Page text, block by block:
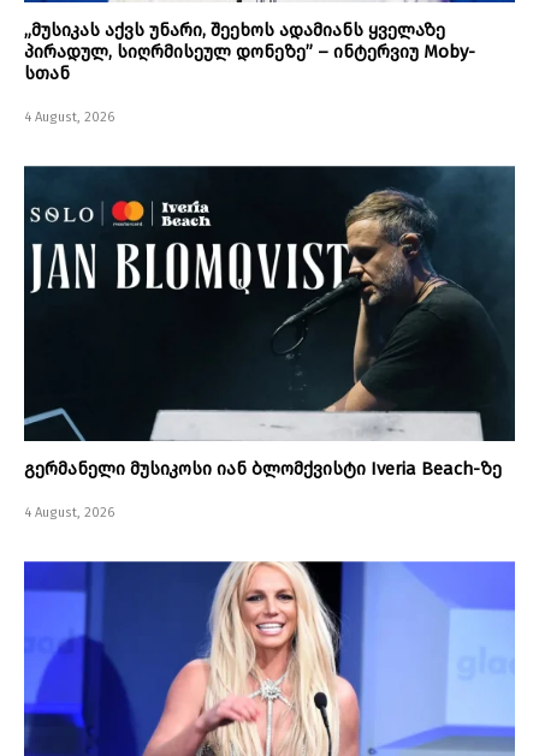
„მუსიკას აქვს უნარი, შეეხოს ადამიანს ყველაზე
პირადულ, სიღრმისეულ დონეზე” – ინტერვიუ Moby-
სთან
4 August, 2026
გერმანელი მუსიკოსი იან ბლომქვისტი Iveria Beach-ზე
4 August, 2026